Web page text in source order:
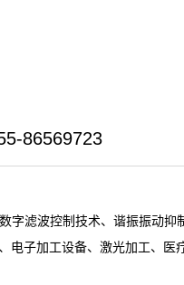
86569723
字滤波控制技术、谐振振动抑
电子加工设备、激光加工、医